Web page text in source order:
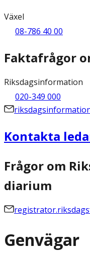
Växel
08-786 40 00
Faktafrågor
Riksdagsinformation
020-349 000
Kontakta
Frågor om
diarium
Genvägar